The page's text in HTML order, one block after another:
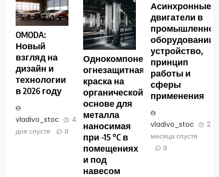
OMODA:
Новый
взгляд на
дизайн и
технологии
в 2026 году
vladivo_stoc
4
дня спустя
0
Однокомпонентная
огнезащитная
краска на
органической
основе для
металла
наносимая
при -15 °C в
помещениях
и под
навесом
Асинхронные
двигатели в
оборудовании:
устройство,
принцип
работы и
сферы
применения
vladivo_stoc
2
месяца спустя
0